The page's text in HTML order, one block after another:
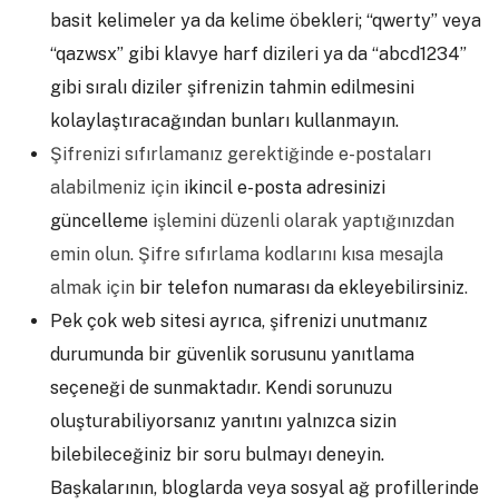
basit kelimeler ya da kelime öbekleri; “qwerty” veya
“qazwsx” gibi klavye harf dizileri ya da “abcd1234”
gibi sıralı diziler şifrenizin tahmin edilmesini
kolaylaştıracağından bunları kullanmayın.
Şifrenizi sıfırlamanız gerektiğinde e-postaları
alabilmeniz için ikincil e-posta adresinizi
güncelleme işlemini düzenli olarak yaptığınızdan
emin olun. Şifre sıfırlama kodlarını kısa mesajla
almak için bir telefon numarası da ekleyebilirsiniz.
Pek çok web sitesi ayrıca, şifrenizi unutmanız
durumunda bir güvenlik sorusunu yanıtlama
seçeneği de sunmaktadır. Kendi sorunuzu
oluşturabiliyorsanız yanıtını yalnızca sizin
bilebileceğiniz bir soru bulmayı deneyin.
Başkalarının, bloglarda veya sosyal ağ profillerinde